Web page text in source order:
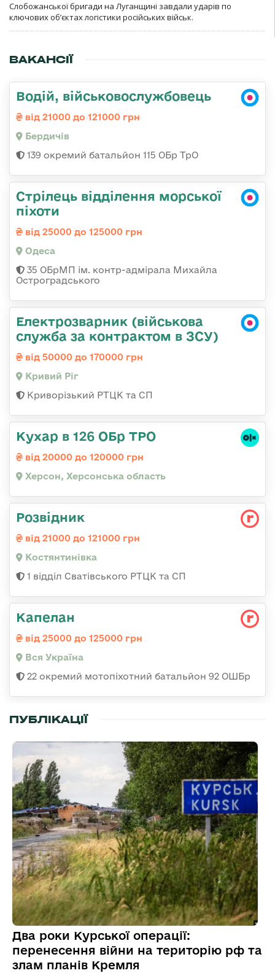
Слобожанської бригади на Луганщині завдали ударів по
ключових об’єктах логістики російських військ.
ВАКАНСІЇ
Водій, військовослужбовець
від 21000 до 121000 грн
Бердичів
139 окремий батальйон 115 ОБр ТрО
Стрілець відділення морської
піхоти
від 25000 до 125000 грн
Одеса
35 ОБрМП ім. контр-адмірала Михайла
Остроградського
Електрозварник (військова
служба за контрактом в ЗСУ)
від 50000 до 170000 грн
Кривий Ріг
Криворізький РТЦК та СП
Кухар в 126 ОБр ТРО
від 20000 до 120000 грн
Херсон, Херсонська область
Розвідник
від 21000 до 121000 грн
Костянтинівка
1 відділ Сватівського РТЦК та СП
Капелан
від 25000 до 125000 грн
Вся Україна
22 окремий мотопіхотний батальйон 92 ОШБр
ПУБЛІКАЦІЇ
Два роки Курської операції:
перенесення війни на територію рф та
злам планів Кремля